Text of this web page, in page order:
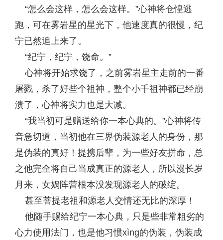
“怎么会这样，怎么会这样。”心神将仓惶逃
跑，可在雾岩星的星光下，他速度真的很慢，纪
宁已然追上来了。
“纪宁，纪宁，饶命。”
心神将开始求饶了，之前雾岩星主走前的一番
屠戮，杀了好些个祖神，整个小千祖神都已经崩
溃了，心神将实力也是大减。
“我当初可是赠送给你一本心典的。”心神将传
音急切道，当初他在三界伪装源老人的身份，那
是伪装的真好！提携后辈，为一些好友拼命，总
之他完全将自己当成真正的源老人，所以漫长岁
月来，女娲阵营根本没发现源老人的破绽。
甚至菩提老祖和源老人交情还无比的深厚！
他随手赐给纪宁一本心典，只是些非常粗劣的
心力使用法门，也是他习惯xìng的伪装，伪装成